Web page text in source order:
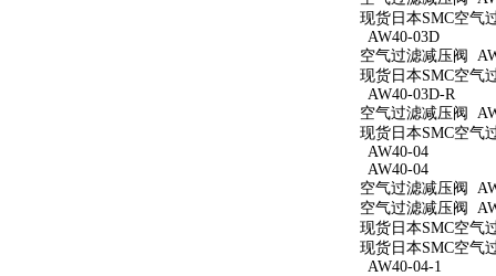
现货日本SMC空气
AW40-03D
空气过滤减压阀
现货日本SMC空气
AW40-03D-R
空气过滤减压阀
现货日本SMC空气
AW40-04
AW40-04
空气过滤减压阀
空气过滤减压阀
现货日本SMC空气
现货日本SMC空气
AW40-04-1